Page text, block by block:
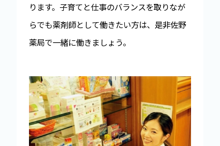
ります。子育てと仕事のバランスを取りなが
らでも薬剤師として働きたい方は、是非佐野
薬局で一緒に働きましょう。